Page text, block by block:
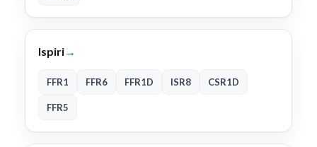
Ispiri→
FFR1 FFR6 FFR1D ISR8 CSR1D
FFR5